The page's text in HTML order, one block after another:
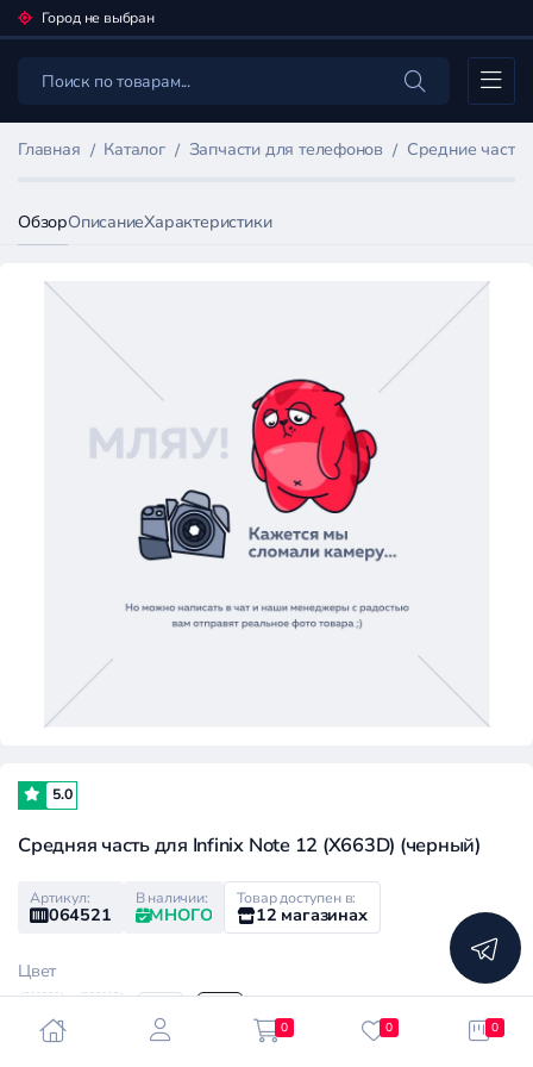
Город не выбран
Каталог
Главная Каталог Запчасти для телефонов Средние части
ОбзорОписаниеХарактеристики
5.0
Средняя часть для Infinix Note 12 (X663D) (черный)
Артикул:
064521
В наличии:
МНОГО
Товар доступен в:
12 магазинах
Цвет
0 0 0